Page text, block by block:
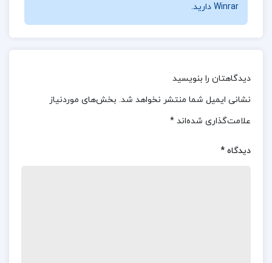
کمک درسی و کنکوری میباشد که به صورت یک منبع
منتخب و کاربردی بیشترین تاثیر را در موفقیت تحصیلی
شما در پایه دوازدهم دارد.
جزوه حسابداری میانه یک علی باغبانی برای چه کسانی
مناسب است؟
Winrar دارید.
دیدگاهتان را بنویسید
نشانی ایمیل شما منتشر نخواهد شد. بخش‌های موردنیاز
علامت‌گذاری شده‌اند *
دیدگاه *